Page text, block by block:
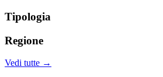
Tipologia
Regione
Vedi tutte →